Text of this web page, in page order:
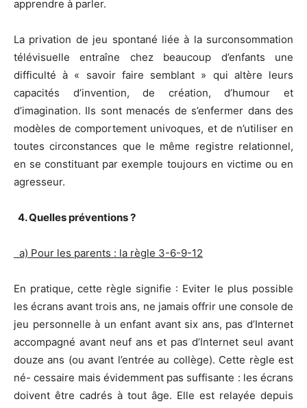
apprendre à parler.
La privation de jeu spontané liée à la surconsommation
télévisuelle entraîne chez beaucoup d’enfants une
difficulté à « savoir faire semblant » qui altère leurs
capacités d’invention, de création, d’humour et
d’imagination. Ils sont menacés de s’enfermer dans des
modèles de comportement univoques, et de n’utiliser en
toutes circonstances que le même registre relationnel,
en se constituant par exemple toujours en victime ou en
agresseur.
4. Quelles préventions ?
a) Pour les parents : la règle 3-6-9-12
En pratique, cette règle signifie : Eviter le plus possible
les écrans avant trois ans, ne jamais offrir une console de
jeu personnelle à un enfant avant six ans, pas d’Internet
accompagné avant neuf ans et pas d’Internet seul avant
douze ans (ou avant l’entrée au collège). Cette règle est
né- cessaire mais évidemment pas suffisante : les écrans
doivent être cadrés à tout âge. Elle est relayée depuis